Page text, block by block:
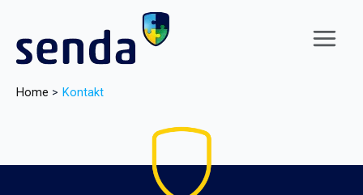
content
Main
Home Kontakt